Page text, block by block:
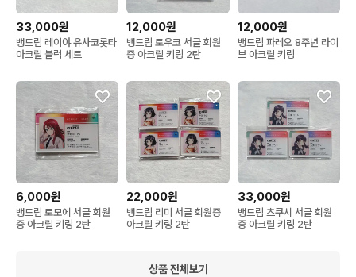
33,000원
뱅드림 레이야 유사코롯타
아크릴 블럭 세트
12,000원
뱅드림 토우코 서클 회원
증 아크릴 키링 2탄
12,000원
뱅드림 파레오 8주년 라이
브 아크릴 키링
6,000원
뱅드림 토모에 서클 회원
증 아크릴 키링 2탄
22,000원
뱅드림 리미 서클 회원증
아크릴 키링 2탄
33,000원
뱅드림 츠쿠시 서클 회원
증 아크릴 키링 2탄
상품 전체보기